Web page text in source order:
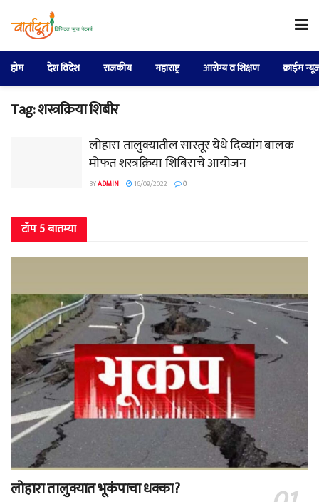
होम देश विदेश राजकीय महाराष्ट्र आरोग्य व शिक्षण क्राईम
Tag:शस्त्रक्रिया शिबीर
लोहारा तालुक्यातील सास्तूर येथे दिव्यांग बालक
मोफत शस्त्रक्रिया शिबिराचे आयोजन
BYADMIN 16/09/2022 0
टॉप 5 बातम्या
लोहारा तालुक्यात भूकंपाचा धक्का?